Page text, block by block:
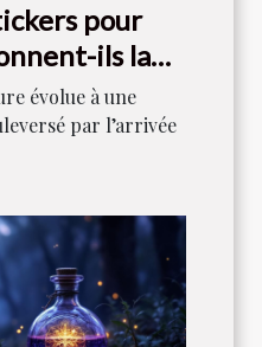
pour
ils la
?
évolue à une
par l’arrivée